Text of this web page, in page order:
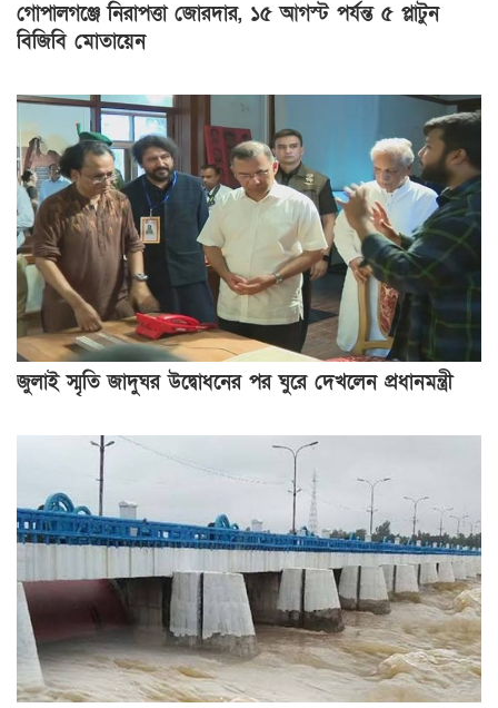
গোপালগঞ্জে নিরাপত্তা জোরদার, ১৫ আগস্ট পর্যন্ত ৫ প্লাটুন
বিজিবি মোতায়েন
জুলাই স্মৃতি জাদুঘর উদ্বোধনের পর ঘুরে দেখলেন প্রধানমন্ত্রী